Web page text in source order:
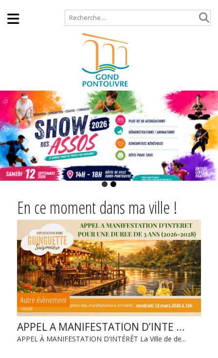
En ce moment dans ma ville !
Autre évènement
APPEL A MANIFESTATION D’INTE …
APPEL À MANIFESTATION D’INTÉRÊT La Ville de de...